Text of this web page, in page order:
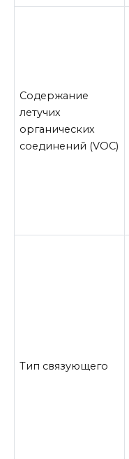
Содержание
летучих
органических
соединений (VOC)
Тип связующего